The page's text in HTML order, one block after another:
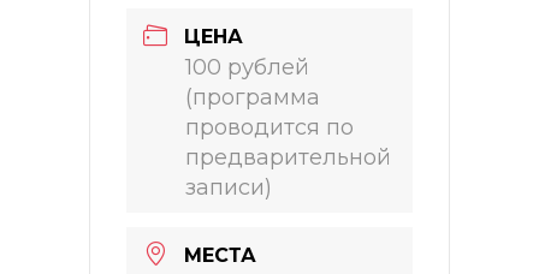
ЦЕНА
100 рублей
(программа
проводится по
предварительной
записи)
МЕСТА